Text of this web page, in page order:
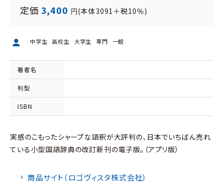
中学生 高校生 大学生 専門 一般
著者名
判型
ISBN
実感のこもったシャープな語釈が大評判の、日本でいちばん売れ
ている小型国語辞典の改訂新刊の電子版。（アプリ版）
商品サイト（ロゴヴィスタ株式会社）
定価 3,400 円(本体3091＋税10％)